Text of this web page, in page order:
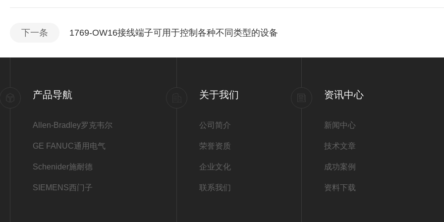
下一条 1769-OW16接线端子可用于控制各种不同类型的设备
产品导航
Allen-Bradley罗克韦尔
GE FANUC通用电气
Schenider施耐德
SIEMENS西门子
关于我们
公司简介
荣誉资质
企业文化
联系我们
资讯中心
新闻中心
技术文章
成功案例
资料下载